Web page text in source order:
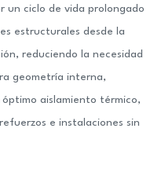
un ciclo de vida prolongado
estructurales desde la
reduciendo la necesidad
geometría interna,
aislamiento térmico,
e instalaciones sin